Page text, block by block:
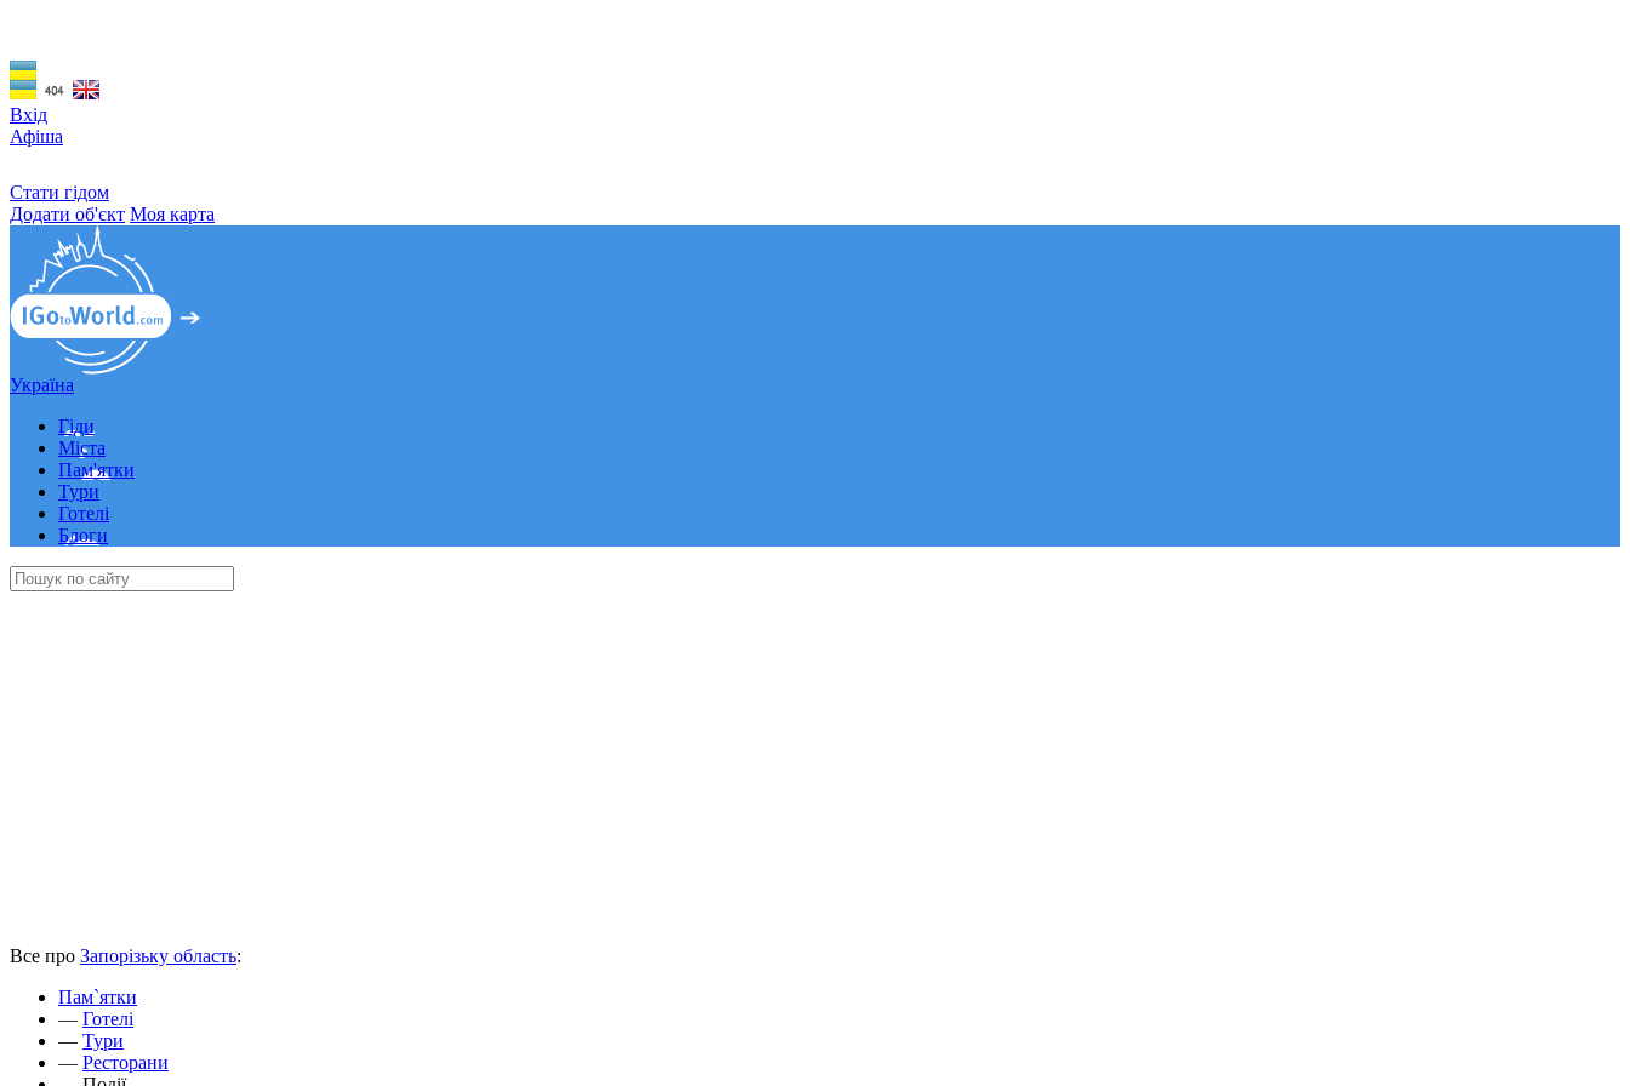
Вхід
Афіша
Стати гідом
Додати об'єкт Моя карта
Україна
Гіди
Міста
Пам'ятки
Тури
Готелі
Блоги
Все про Запорізьку область:
Пам`ятки
— Готелі
— Тури
— Ресторани